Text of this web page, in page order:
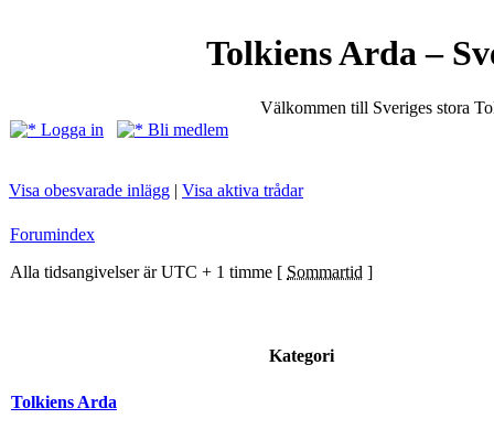
Tolkiens Arda –
Välkommen till Sveriges stora
Logga in
Bli medlem
Visa obesvarade inlägg | Visa aktiva trådar
Forumindex
Alla tidsangivelser är UTC + 1 timme [ Sommartid ]
Kategori
Tolkiens Arda